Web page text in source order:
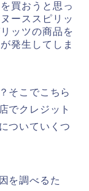
買おうと思っ
ーススピリッ
ッツの商品を
発生してしま
そこでこちら
でクレジット
ついていくつ
を調べるた